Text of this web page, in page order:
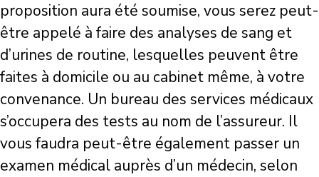
proposition aura été soumise, vous serez peut-
être appelé à faire des analyses de sang et
d’urines de routine, lesquelles peuvent être
faites à domicile ou au cabinet même, à votre
convenance. Un bureau des services médicaux
s’occupera des tests au nom de l’assureur. Il
vous faudra peut-être également passer un
examen médical auprès d’un médecin, selon